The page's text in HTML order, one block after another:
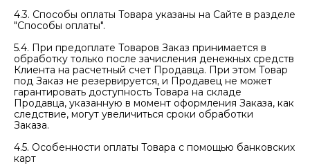
4.3. Способы оплаты Товара указаны на Сайте в разделе
"Способы оплаты".
5.4. При предоплате Товаров Заказ принимается в
обработку только после зачисления денежных средств
Клиента на расчетный счет Продавца. При этом Товар
под Заказ не резервируется, и Продавец не может
гарантировать доступность Товара на складе
Продавца, указанную в момент оформления Заказа, как
следствие, могут увеличиться сроки обработки
Заказа.
4.5. Особенности оплаты Товара с помощью банковских
карт